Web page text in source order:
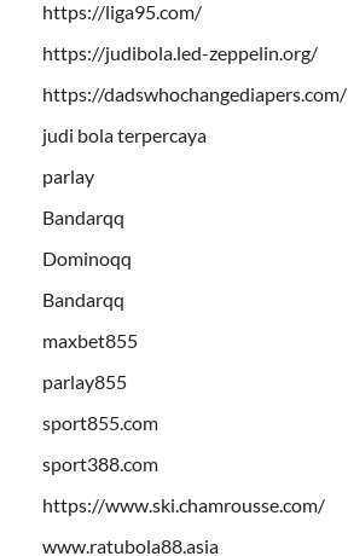
https://liga95.com/
https://judibola.led-zeppelin.org/
https://dadswhochangediapers.com/
judi bola terpercaya
parlay
Bandarqq
Dominoqq
Bandarqq
maxbet855
parlay855
sport855.com
sport388.com
https://www.ski.chamrousse.com/
www.ratubola88.asia